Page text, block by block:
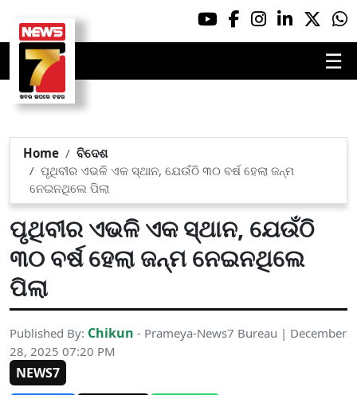
☰
Home
ବିଦେଶ
ପୃଥିବୀର ଏଭଳି ଏକ ସ୍ଥାନ, ଯେଉଁଠି ୩୦ ବର୍ଷ ହେଲା ଜନ୍ମ
ନେଇନଥିଲେ ପିଲା
ପୃଥିବୀର ଏଭଳି ଏକ ସ୍ଥାନ, ଯେଉଁଠି
୩୦ ବର୍ଷ ହେଲା ଜନ୍ମ ନେଇନଥିଲେ
ପିଲା
Published By: Chikun - Prameya-News7 Bureau | December
28, 2025 07:20 PM
NEWS7